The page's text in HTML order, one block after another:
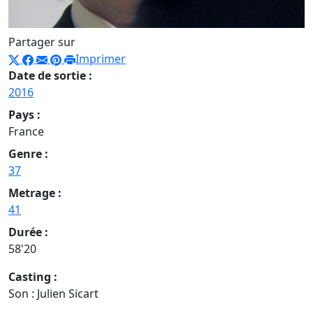
Partager sur
Imprimer
Date de sortie :
2016
Pays :
France
Genre :
37
Metrage :
41
Durée :
58'20
Casting :
Son : Julien Sicart